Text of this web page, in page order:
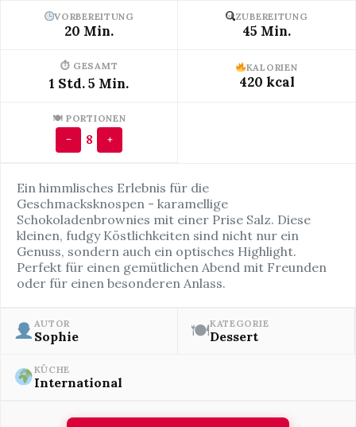
VORBEREITUNG
20 Min.
ZUBEREITUNG
45 Min.
⏱ GESAMT
1 Std. 5 Min.
KALORIEN
420 kcal
🍽 PORTIONEN
− 8 +
Ein himmlisches Erlebnis für die
Geschmacksknospen - karamellige
Schokoladenbrownies mit einer Prise Salz. Diese
kleinen, fudgy Köstlichkeiten sind nicht nur ein
Genuss, sondern auch ein optisches Highlight.
Perfekt für einen gemütlichen Abend mit Freunden
oder für einen besonderen Anlass.
AUTOR
Sophie 🍽KATEGORIE
Dessert
KÜCHE
International